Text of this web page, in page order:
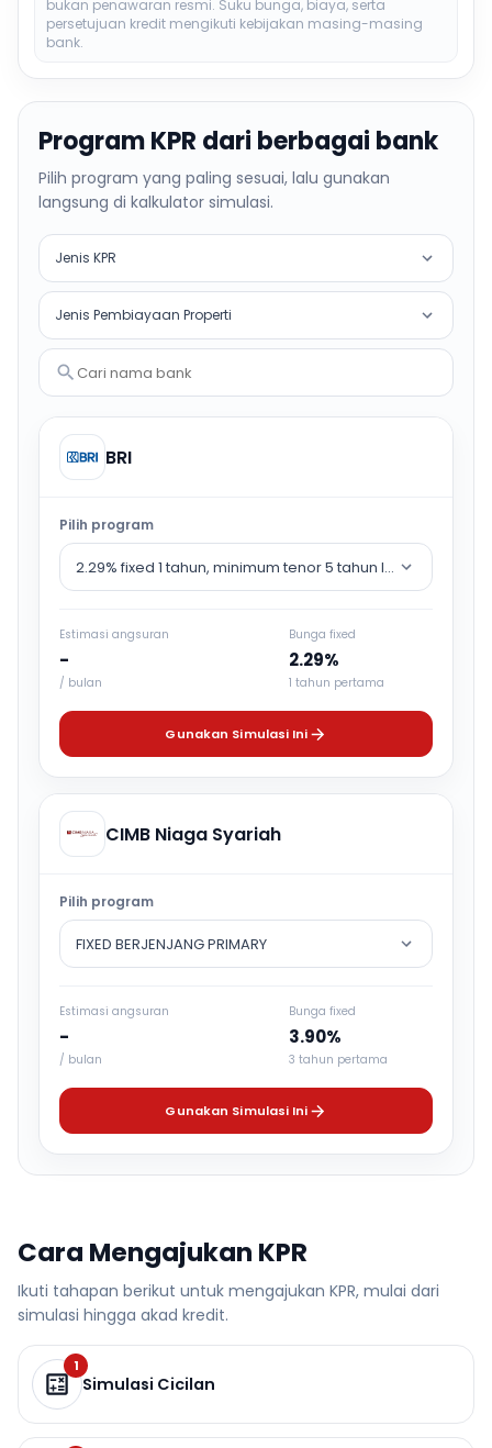
bukan penawaran resmi. Suku bunga, biaya, serta
persetujuan kredit mengikuti kebijakan masing-masing
bank.
Program KPR dari berbagai bank
Pilih program yang paling sesuai, lalu gunakan
langsung di kalkulator simulasi.
Jenis KPR
Jenis Pembiayaan Properti
Cari nama bank
BRI
Pilih program
2.29% fixed 1 tahun, minimum tenor 5 tahun lalu counter
Estimasi angsuran
-
/ bulan
Bunga fixed
2.29%
1 tahun pertama
Gunakan Simulasi Ini
CIMB Niaga Syariah
Pilih program
FIXED BERJENJANG PRIMARY
Estimasi angsuran
-
/ bulan
Bunga fixed
3.90%
3 tahun pertama
Gunakan Simulasi Ini
Cara Mengajukan KPR
Ikuti tahapan berikut untuk mengajukan KPR, mulai dari
simulasi hingga akad kredit.
1
Simulasi Cicilan